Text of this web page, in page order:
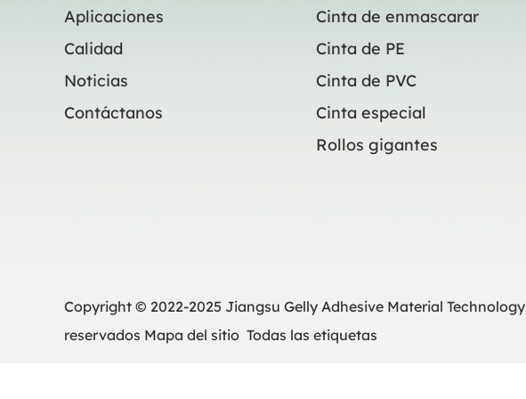
Aplicaciones
Calidad
Noticias
Contáctanos
Cinta de enmascarar
Cinta de PE
Cinta de PVC
Cinta especial
Rollos gigantes
Copyright © 2022-2025 Jiangsu Gelly Adhesive Material
reservados Mapa del sitio Todas las etiquetas